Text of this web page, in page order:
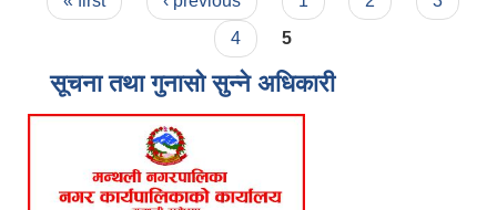
4
5
सूचना तथा गुनासो सुन्ने अधिकारी